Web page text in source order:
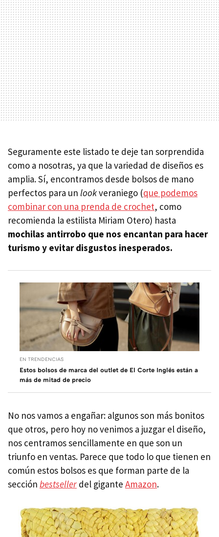
Seguramente este listado te deje tan sorprendida
como a nosotras, ya que la variedad de diseños es
amplia. Sí, encontramos desde bolsos de mano
perfectos para un lookveraniego (que podemos
combinar con una prenda de crochet, como
recomienda la estilista Miriam Otero) hasta
mochilas antirrobo que nos encantan para hacer
turismo y evitar disgustos inesperados.
EN TRENDENCIAS
Estos bolsos de marca del outlet de El Corte Inglés están a
más de mitad de precio
No nos vamos a engañar: algunos son más bonitos
que otros, pero hoy no venimos a juzgar el diseño,
nos centramos sencillamente en que son un
triunfo en ventas. Parece que todo lo que tienen en
común estos bolsos es que forman parte de la
sección bestseller del gigante Amazon.